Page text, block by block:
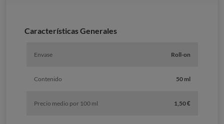
Caracterí­sticas Generales
Envase Roll-on
Contenido 50 ml
Precio medio por 100 ml 1,50 €